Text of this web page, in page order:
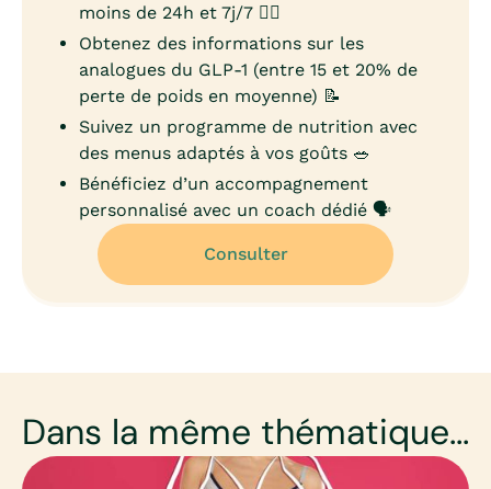
moins de 24h et 7j/7 👨‍⚕️
Obtenez des informations sur les
analogues du GLP-1 (entre 15 et 20% de
perte de poids en moyenne) 📝
Suivez un programme de nutrition avec
des menus adaptés à vos goûts 🥗
Bénéficiez d’un accompagnement
personnalisé avec un coach dédié 🗣️
Consulter
Dans la même thématique...